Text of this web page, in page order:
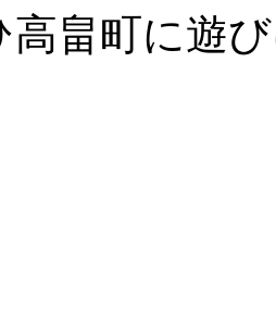
高畠町に遊